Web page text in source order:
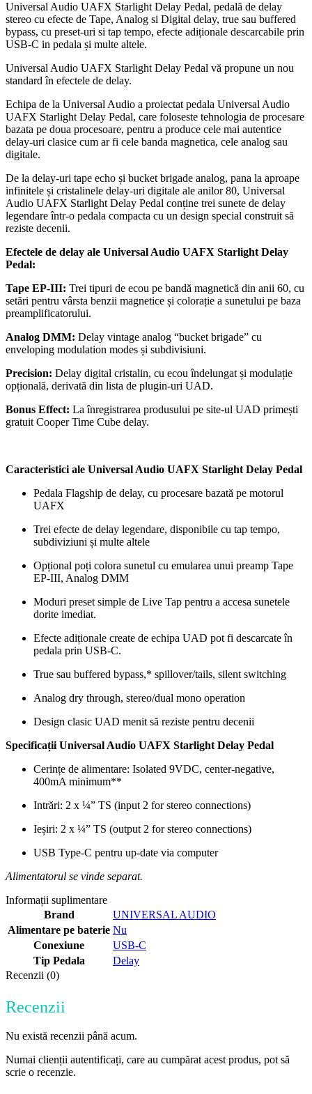
Universal Audio UAFX Starlight Delay Pedal, pedală de delay
stereo cu efecte de Tape, Analog si Digital delay, true sau buffered
bypass, cu preset-uri si tap tempo, efecte adiționale descarcabile prin
USB-C in pedala și multe altele.
Universal Audio UAFX Starlight Delay Pedal vă propune un nou
standard în efectele de delay.
Echipa de la Universal Audio a proiectat pedala Universal Audio
UAFX Starlight Delay Pedal, care foloseste tehnologia de procesare
bazata pe doua procesoare, pentru a produce cele mai autentice
delay-uri clasice cum ar fi cele banda magnetica, cele analog sau
digitale.
De la delay-uri tape echo și bucket brigade analog, pana la aproape
infinitele și cristalinele delay-uri digitale ale anilor 80, Universal
Audio UAFX Starlight Delay Pedal conține trei sunete de delay
legendare într-o pedala compacta cu un design special construit să
reziste decenii.
Efectele de delay ale Universal Audio UAFX Starlight Delay
Pedal:
Tape EP-III: Trei tipuri de ecou pe bandă magnetică din anii 60, cu
setări pentru vârsta benzii magnetice și colorație a sunetului pe baza
preamplificatorului.
Analog DMM: Delay vintage analog “bucket brigade” cu
enveloping modulation modes și subdivisiuni.
Precision: Delay digital cristalin, cu ecou îndelungat și modulație
opțională, derivată din lista de plugin-uri UAD.
Bonus Effect: La înregistrarea produsului pe site-ul UAD primești
gratuitCooper Time Cube delay.
Caracteristici ale Universal Audio UAFX Starlight Delay Pedal
Pedala Flagship de delay, cu procesare bazată pe motorul
UAFX
Trei efecte de delay legendare, disponibile cu tap tempo,
subdiviziuni și multe altele
Opțional poți colora sunetul cu emularea unui preamp Tape
EP-III, Analog DMM
Moduri preset simple de Live Tap pentru a accesa sunetele
dorite imediat.
Efecte adiționale create de echipa UAD pot fi descarcate în
pedala prin USB-C.
True sau buffered bypass,* spillover/tails, silent switching
Analog dry through, stereo/dual mono operation
Design clasic UAD menit să reziste pentru decenii
Specificații Universal Audio UAFX Starlight Delay Pedal
Cerințe de alimentare: Isolated 9VDC, center-negative,
400mA minimum**
Intrări: 2 x ¼” TS (input 2 for stereo connections)
Ieșiri: 2 x ¼” TS (output 2 for stereo connections)
USB Type-C pentru up-date via computer
Alimentatorul se vinde separat.
Informații suplimentare
Brand
UNIVERSAL AUDIO
Alimentare pe baterie Nu
Conexiune
USB-C
Tip Pedala
Delay
Recenzii (0)
Recenzii
Nu există recenzii până acum.
Numai clienții autentificați, care au cumpărat acest produs, pot să
scrie o recenzie.